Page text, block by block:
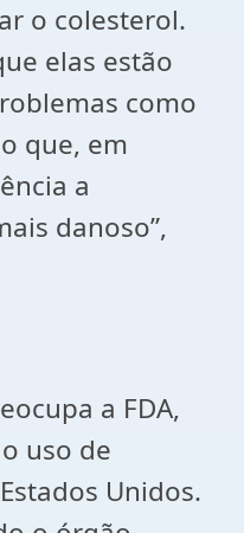
o colesterol.
elas estão
como
que, em
a
danoso”,
a FDA,
uso de
Unidos.